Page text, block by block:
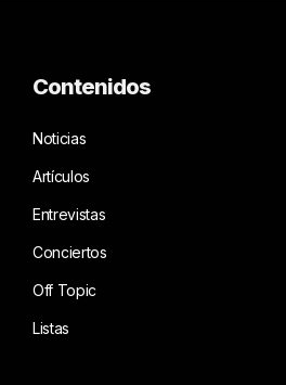
Contenidos
Noticias
Artículos
Entrevistas
Conciertos
Off Topic
Listas